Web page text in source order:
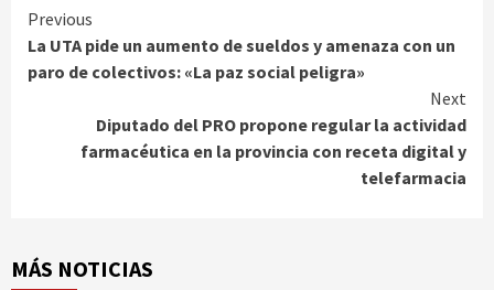
Continue
Reading
Previous
La UTA pide un aumento de sueldos y amenaza con un
paro de colectivos: «La paz social peligra»
Next
Diputado del PRO propone regular la actividad
farmacéutica en la provincia con receta digital y
telefarmacia
MÁS NOTICIAS